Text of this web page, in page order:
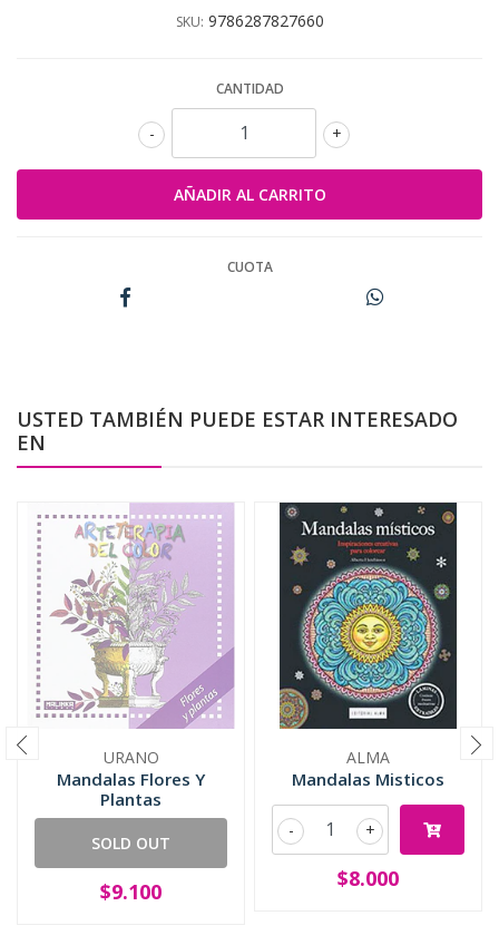
SKU: 9786287827660
CANTIDAD
+
-
CUOTA
USTED TAMBIÉN PUEDE ESTAR INTERESADO
EN
URANO
Mandalas Flores Y
Plantas
SOLD OUT
$9.100
ALMA
Mandalas Misticos
+
-
$8.000